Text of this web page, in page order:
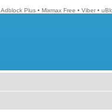
Adblock Plus • Mixmax Free • Viber •